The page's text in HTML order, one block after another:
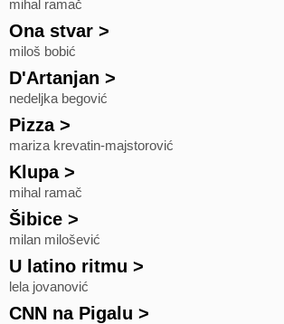
mihal ramač
Ona stvar >
miloš bobić
D'Artanjan >
nedeljka begović
Pizza>
mariza krevatin-majstorović
Klupa>
mihal ramač
Šibice >
milan milošević
U latino ritmu >
lela jovanović
CNN na Pigalu >